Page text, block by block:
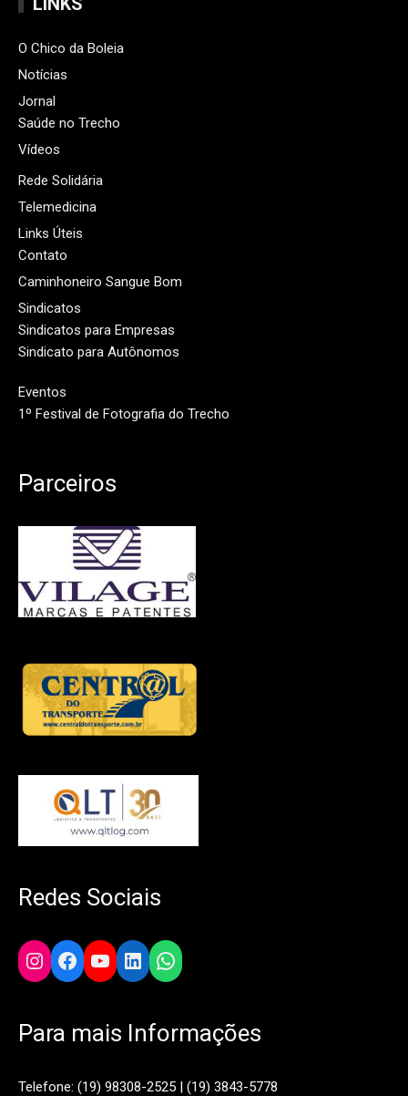
O Chico da Boleia
Notícias
Jornal
Saúde no Trecho
Vídeos
Rede Solidária
Telemedicina
Links Úteis
Contato
Caminhoneiro Sangue Bom
Sindicatos
Sindicatos para Empresas
Sindicato para Autônomos
Eventos
1º Festival de Fotografia do Trecho
Parceiros
Redes Sociais
Instagram
Facebook
YouTube
LinkedIn
WhatsApp
Para mais Informações
Telefone: (19) 98308-2525 | (19) 3843-5778